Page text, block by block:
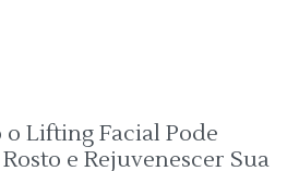
Lifting Facial Pode
e Rejuvenescer Sua